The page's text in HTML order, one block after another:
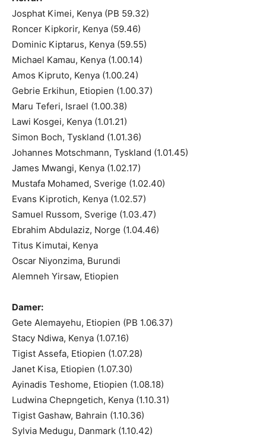
Josphat Kimei, Kenya (PB 59.32)
Roncer Kipkorir, Kenya (59.46)
Dominic Kiptarus, Kenya (59.55)
Michael Kamau, Kenya (1.00.14)
Amos Kipruto, Kenya (1.00.24)
Gebrie Erkihun, Etiopien (1.00.37)
Maru Teferi, Israel (1.00.38)
Lawi Kosgei, Kenya (1.01.21)
Simon Boch, Tyskland (1.01.36)
Johannes Motschmann, Tyskland (1.01.45)
James Mwangi, Kenya (1.02.17)
Mustafa Mohamed, Sverige (1.02.40)
Evans Kiprotich, Kenya (1.02.57)
Samuel Russom, Sverige (1.03.47)
Ebrahim Abdulaziz, Norge (1.04.46)
Titus Kimutai, Kenya
Oscar Niyonzima, Burundi
Alemneh Yirsaw, Etiopien
Damer:
Gete Alemayehu, Etiopien (PB 1.06.37)
Stacy Ndiwa, Kenya (1.07.16)
Tigist Assefa, Etiopien (1.07.28)
Janet Kisa, Etiopien (1.07.30)
Ayinadis Teshome, Etiopien (1.08.18)
Ludwina Chepngetich, Kenya (1.10.31)
Tigist Gashaw, Bahrain (1.10.36)
Sylvia Medugu, Danmark (1.10.42)